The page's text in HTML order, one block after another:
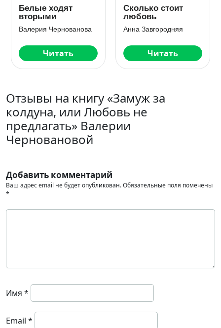
Белые ходят
вторыми
Валерия Чернованова
Читать
Сколько стоит
любовь
Анна Завгородняя
Читать
Отзывы на книгу «Замуж за
колдуна, или Любовь не
предлагать» Валерии
Черновановой
Добавить комментарий
Ваш адрес email не будет опубликован.Обязательные поля помечены
*
Имя *
Email *